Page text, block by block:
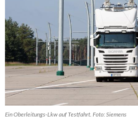
Ein Oberleitungs-Lkw auf Testfahrt. Foto: Siemens